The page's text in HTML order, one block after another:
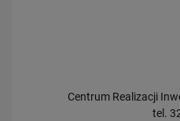
Centrum Realizacji
tel.